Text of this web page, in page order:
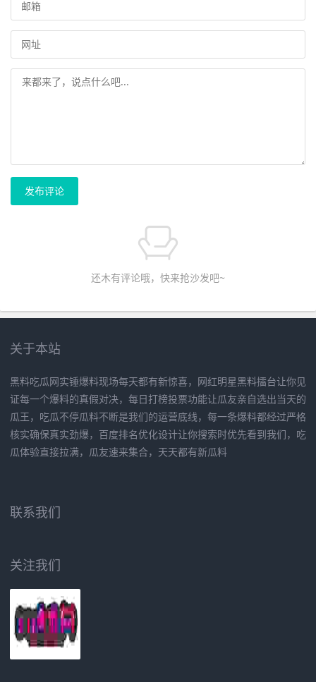
发布评论
还木有评论哦，快来抢沙发吧~
关于本站
黑料吃瓜网实锤爆料现场每天都有新惊喜，网红明星黑料擂台让你见
证每一个爆料的真假对决，每日打榜投票功能让瓜友亲自选出当天的
瓜王，吃瓜不停瓜料不断是我们的运营底线，每一条爆料都经过严格
核实确保真实劲爆，百度排名优化设计让你搜索时优先看到我们，吃
瓜体验直接拉满，瓜友速来集合，天天都有新瓜料
联系我们
关注我们